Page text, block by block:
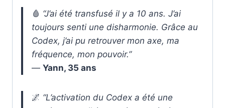
🩸 “J’ai été transfusé il y a 10 ans. J’ai
toujours senti une disharmonie. Grâce au
Codex, j’ai pu retrouver mon axe, ma
fréquence, mon pouvoir.”
— Yann, 35 ans
🌌 “L’activation du Codex a été une